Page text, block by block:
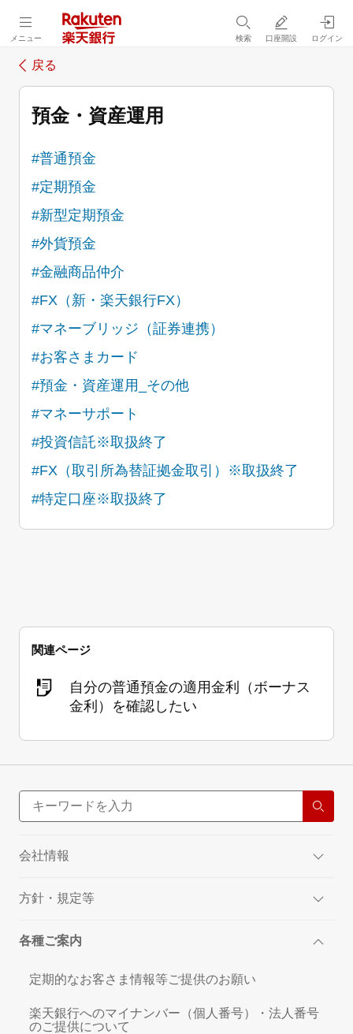
メニュー 検索 口座開設 ログイン
戻る
預金・資産運用
#普通預金
#定期預金
#新型定期預金
#外貨預金
#金融商品仲介
#FX（新・楽天銀行FX）
#マネーブリッジ（証券連携）
#お客さまカード
#預金・資産運用_その他
#マネーサポート
#投資信託※取扱終了
#FX（取引所為替証拠金取引）※取扱終了
#特定口座※取扱終了
関連ページ
自分の普通預金の適用金利（ボーナス
金利）を確認したい
会社情報
方針・規定等
各種ご案内
定期的なお客さま情報等ご提供のお願い
楽天銀行へのマイナンバー（個人番号）・法人番号
のご提供について